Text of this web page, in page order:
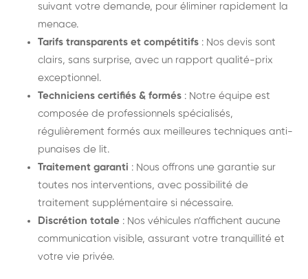
suivant votre demande, pour éliminer rapidement la
menace.
Tarifs transparents et compétitifs : Nos devis sont
clairs, sans surprise, avec un rapport qualité-prix
exceptionnel.
Techniciens certifiés & formés : Notre équipe est
composée de professionnels spécialisés,
régulièrement formés aux meilleures techniques anti-
punaises de lit.
Traitement garanti : Nous offrons une garantie sur
toutes nos interventions, avec possibilité de
traitement supplémentaire si nécessaire.
Discrétion totale : Nos véhicules n’affichent aucune
communication visible, assurant votre tranquillité et
votre vie privée.